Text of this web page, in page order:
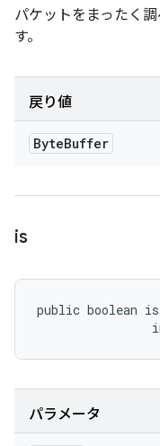
パケットをまったく
す。
戻り値
ByteBuffer
is
public boolean
パラメータ